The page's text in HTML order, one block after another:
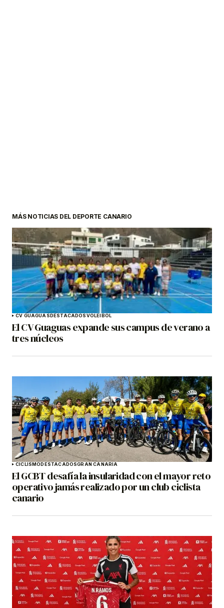
MÁS NOTICIAS DEL DEPORTE CANARIO
CV GUAGUASDESTACADOSVOLEIBOL
El CV Guaguas expande sus campus de verano a
tres núcleos
CICLISMODESTACADOSGRAN CANARIA
El GCBT desafía la insularidad con el mayor reto
operativo jamás realizado por un club ciclista
canario